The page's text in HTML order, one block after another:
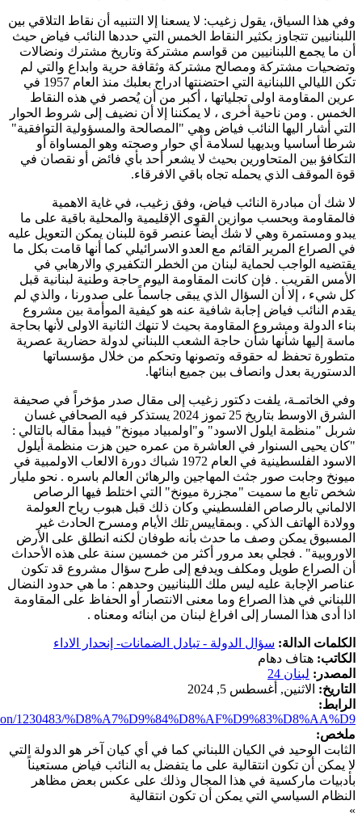
وفي هذا السياق، يقول زغيب: لا يسعنا إلا التنبيه أن نقاط التلاقي بين
اللبنانيين تتجاوز بكثير النقاط الخمس التي حددها النائب فياض حيث
أن ما يجمع اللبنانيين من قواسم مشتركة وتاريخ مشترك ونضالات
وتضحيات مشتركة ومصالح مشتركة وثقافة حرية وابداع والتي لم
تكن الليالي اللبنانية التي احتضنتها ادراج بعلبك منذ العام 1957 في
عرين المقاومة اولى تجلياتها ، أكبر من أن يُحصر في هذه النقاط
الخمس . ومن ناحية أخرى ، لا يمكننا إلا أن نضيف إلى شروط الحوار
التي أشار اليها النائب فياض وهي "المصالحة والمسؤولية التوافقية"
شرطا أساسيا وبديهيا لسلامة أي حوار وصحته وهو المساواة أو
التكافؤ بين المتحاورين بحيث لا يشعر أحد بأي فائض أو نقصان في
قوة الموقف الذي يحمله تجاه باقي الافرقاء.
لا شك أن مبادرة النائب فياض، وفق زغيب، في غاية الاهمية
فالمقاومة وبحسب موازين القوى الإقليمية والمحلية باقية على ما
يبدو ومستمرة وهي لا شك أيضاً عنصر قوة للبنان يمكن التعويل عليه
في الصراع المرير القائم مع العدو الاسرائيلي كما أنها قامت بكل ما
يقتضيه الواجب لحماية لبنان من الخطر التكفيري والارهابي في
الأمس القريب . فإن كانت المقاومة اليوم حاجة وطنية لبنانية قبل
كل شيء ، إلا أن السؤال الذي يبقى جاسماً على صدورنا ، والذي لم
يقدم النائب فياض إجابة شافية عنه هو كيفية الموأمة بين مشروع
بناء الدولة ومشروع المقاومة بحيث لا تنهك الثانية الاولى لأنها بحاجة
ماسة إليها شأنها شأن حاجة الشعب اللبناني لدولة حضارية عصرية
متطورة تحفظ له حقوقه وتصونها وتحكم من خلال مؤسساتها
الدستورية بعدل وانصاف بين جميع ابنائها.
وفي الخاتمـة، يلفت دكتور زغيب إلى مقال صدر مؤخراً في صحيفة
الشرق الاوسط بتاريخ 25 تموز 2024 يستذكر فيه الصحافي غسان
شربل "منظمة ايلول الاسود" و"اولمبياد ميونخ" فيبدأ مقاله بالتالي :
"كان يحيى السنوار في العاشرة من عمره حين هزت منظمة أيلول
الاسود الفلسطينية في العام 1972 شباك دورة الالعاب الاولمبية في
ميونخ وجابت صور جثث المهاجين والرهائن العالم باسره . نحو مليار
شخص تابع ما سميت "مجزرة ميونخ" التي اختلط فيها الرصاص
الالماني بالرصاص الفلسطيني وكان ذلك قبل هبوب رياح العولمة
وولادة الهاتف الذكي . وبمقاييس تلك الأيام ومسرح الحادث غير
المسبوق يمكن وصف ما حدث بأنه طوفان لكنه انطلق على الأرض
الاوروبية" . فجلي بعد مرور أكثر من خمسين سنة على هذه الأحداث
أن الصراع طويل ومكلف ويدفع إلى طرح سؤال مشروع قد تكون
عناصر الإجابة عليه ليس ملك اللبنانيين وحدهم : ما هي حدود النضال
اللبناني في هذا الصراع وما معنى الانتصار أو الحفاظ على المقاومة
اذا أدى هذا المسار إلى افراغ لبنان من ابنائه ومعناه .
الكلمات الدالة: سؤال الدولة - تبادل الضمانات- إنحدار الاداء
الكاتب: هتاف دهام
المصدر: لبنان 24
التاريخ: الاثنين, أغسطس 5, 2024
الرابط:
1230483/%D8%A7%D9%84%D8%AF%D9%83%D8%AA%D9...
ملخص:
الثابت الوحيد في الكيان اللبناني كما في أي كيان آخر هو الدولة التي
لا يمكن أن تكون انتقالية على ما يتفضل به النائب فياض مستعيناً
بأدبيات ماركسية في هذا المجال وذلك على عكس بعض مظاهر
النظام السياسي التي يمكن أن تكون انتقالية
»